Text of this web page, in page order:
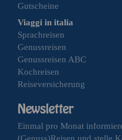
Gutscheine
Viaggi in italia
Sprachreisen
Genussreisen
Genussreisen ABC
Kochreisen
Reiseversicherung
Einmal pro Monat